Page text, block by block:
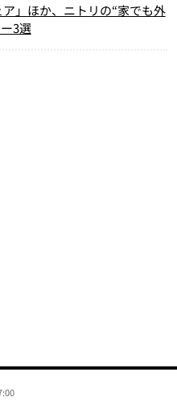
ア」ほか、ニトリの“家でも外
3選